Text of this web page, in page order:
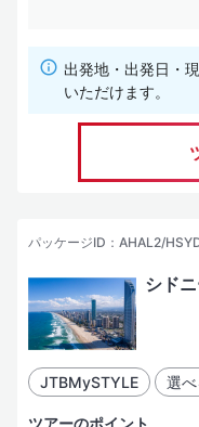
出発地・出発日・
いただけます。
パッケージID：AHAL2/
シド
JTBMySTYLE 選